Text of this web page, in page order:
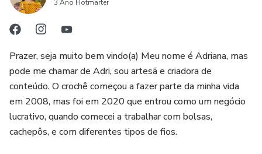
3 Ano Hotmarter
Prazer, seja muito bem vindo(a) Meu nome é Adriana, mas
pode me chamar de Adri, sou artesã e criadora de
conteúdo. O crochê começou a fazer parte da minha vida
em 2008, mas foi em 2020 que entrou como um negócio
lucrativo, quando comecei a trabalhar com bolsas,
cachepôs, e com diferentes tipos de fios.